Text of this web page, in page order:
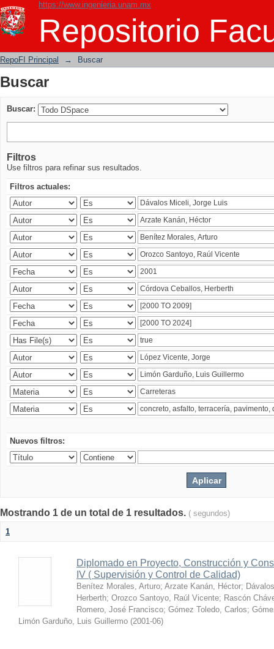
https://www.ingenieria.unam.mx
Repositorio
Buscar
RepoFI Principal → Buscar
Buscar
Buscar:
Filtros
Use filtros para refinar sus resultados.
Filtros actuales:
Nuevos filtros:
Mostrando 1 de un total de 1 resultados. ( segundos)
1
Diplomado en Proyecto, Construcción y
IV ( Supervisión y Control de Calidad)
Benítez Morales, Arturo; Arzate Kanán, Héctor;
Herberth; Orozco Santoyo, Raúl Vicente; Rascón
Romero, José Francisco; Gómez Toledo, Carlos;
Limón Garduño, Luis Guillermo (2001-06)